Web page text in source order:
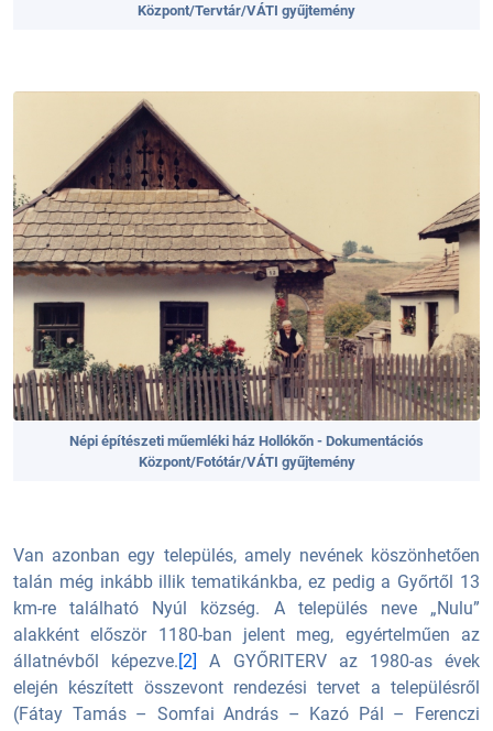
Központ/Tervtár/VÁTI gyűjtemény
Népi építészeti műemléki ház Hollókőn - Dokumentációs
Központ/Fotótár/VÁTI gyűjtemény
Van azonban egy település, amely nevének köszönhetően
talán még inkább illik tematikánkba, ez pedig a Győrtől 13
km-re található Nyúl község. A település neve „Nulu”
alakként először 1180-ban jelent meg, egyértelműen az
állatnévből képezve.[2]
A GYŐRITERV az 1980-as évek
elején készített összevont rendezési tervet a településről
(Fátay Tamás – Somfai András – Kazó Pál – Ferenczi